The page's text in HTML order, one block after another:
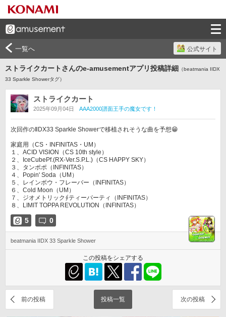
一覧へ 公式サイト
ストライクカートさんのe-amusementアプリ投稿詳細 （beatmania IIDX
33 Sparkle Showerタグ）
ストライクカート
2025年09月04日 AAA2000譜面王手の魔女です！
次回作のⅡDX33 Sparkle Showerで移植されそうな曲を予想😁
家庭用（CS・INFINITAS・UM）
１、ACID VISION（CS 10th style）
２、IceCubePf.(RX-Ver.S.P.L.)（CS HAPPY SKY）
３、タンポポ（INFINITAS）
４、Popin' Soda（UM）
５、レインボウ・フレーバー（INFINITAS）
６、Cold Moon（UM）
７、ジオメトリック∮ティーパーティ（INFINITAS）
８、LIMIT TOPPA REVOLUTION（INFINITAS）
5 0
beatmania IIDX 33 Sparkle Shower
この投稿をシェアする
前の投稿 投稿一覧 次の投稿